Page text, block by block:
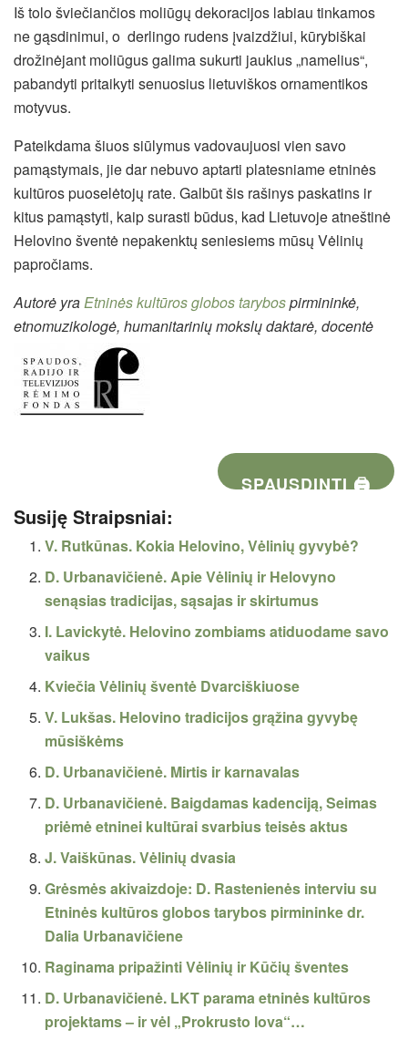
Iš tolo šviečiančios moliūgų dekoracijos labiau tinkamos
ne gąsdinimui, o derlingo rudens įvaizdžiui, kūrybiškai
drožinėjant moliūgus galima sukurti jaukius „namelius“,
pabandyti pritaikyti senuosius lietuviškos ornamentikos
motyvus.
Pateikdama šiuos siūlymus vadovaujuosi vien savo
pamąstymais, jie dar nebuvo aptarti platesniame etninės
kultūros puoselėtojų rate. Galbūt šis rašinys paskatins ir
kitus pamąstyti, kaip surasti būdus, kad Lietuvoje atneštinė
Helovino šventė nepakenktų seniesiems mūsų Vėlinių
papročiams.
Autorė yraEtninės kultūros globos tarybospirmininkė,
etnomuzikologė, humanitarinių mokslų daktarė, docentė
SPAUSDINTI 🖨
Susiję Straipsniai:
V. Rutkūnas. Kokia Helovino, Vėlinių gyvybė?
D. Urbanavičienė. Apie Vėlinių ir Helovyno
senąsias tradicijas, sąsajas ir skirtumus
I. Lavickytė. Helovino zombiams atiduodame savo
vaikus
Kviečia Vėlinių šventė Dvarciškiuose
V. Lukšas. Helovino tradicijos grąžina gyvybę
mūsiškėms
D. Urbanavičienė. Mirtis ir karnavalas
D. Urbanavičienė. Baigdamas kadenciją, Seimas
priėmė etninei kultūrai svarbius teisės aktus
J. Vaiškūnas. Vėlinių dvasia
Grėsmės akivaizdoje: D. Rastenienės interviu su
Etninės kultūros globos tarybos pirmininke dr.
Dalia Urbanavičiene
Raginama pripažinti Vėlinių ir Kūčių šventes
D. Urbanavičienė. LKT parama etninės kultūros
projektams – ir vėl „Prokrusto lova“…